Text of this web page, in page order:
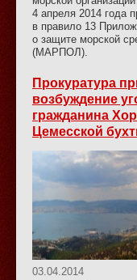
4 апреля 2014 года
в правило 13
о защите морской
(МАРПОЛ).
Прокуратура
возбуждение
гражданина
Цемесской
03.04.2014